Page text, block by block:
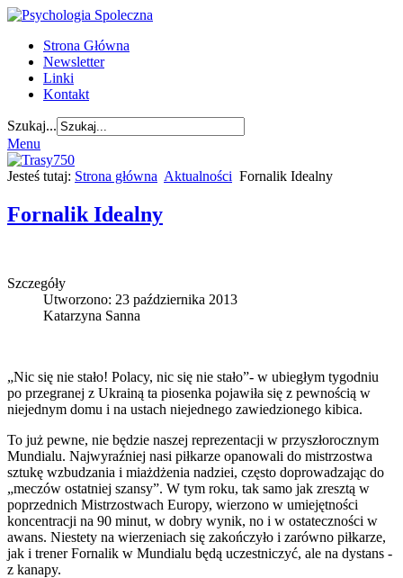
Strona Główna
Newsletter
Linki
Kontakt
Szukaj...
Menu
Jesteś tutaj: Strona główna Aktualności Fornalik Idealny
Fornalik Idealny
Szczegóły
Utworzono: 23 października 2013
Katarzyna Sanna
„Nic się nie stało! Polacy, nic się nie stało”- w ubiegłym tygodniu
po przegranej z Ukrainą ta piosenka pojawiła się z pewnością w
niejednym domu i na ustach niejednego zawiedzionego kibica.
To już pewne, nie będzie naszej reprezentacji w przyszłorocznym
Mundialu. Najwyraźniej nasi piłkarze opanowali do mistrzostwa
sztukę wzbudzania i miażdżenia nadziei, często doprowadzając do
„meczów ostatniej szansy”. W tym roku, tak samo jak zresztą w
poprzednich Mistrzostwach Europy, wierzono w umiejętności
koncentracji na 90 minut, w dobry wynik, no i w ostateczności w
awans. Niestety na wierzeniach się zakończyło i zarówno piłkarze,
jak i trener Fornalik w Mundialu będą uczestniczyć, ale na dystans -
z kanapy.